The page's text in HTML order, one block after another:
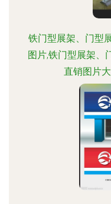
铁门型展架、门型
图片,铁门型展架、
直销图片